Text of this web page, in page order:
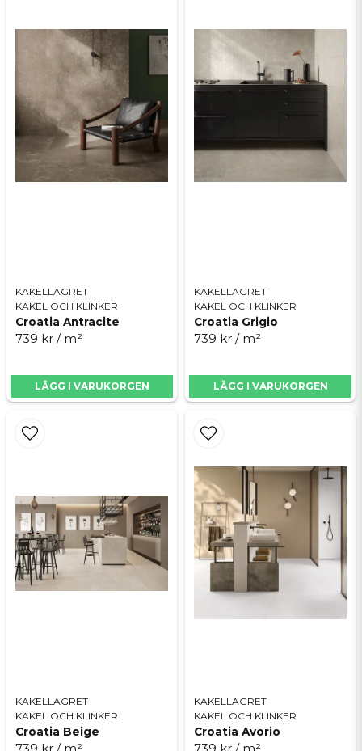
KAKELLAGRET
KAKEL OCH KLINKER
Croatia Antracite
739 kr / m²
LÄGG I VARUKORGEN
KAKELLAGRET
KAKEL OCH KLINKER
Croatia Grigio
739 kr / m²
LÄGG I VARUKORGEN
KAKELLAGRET
KAKEL OCH KLINKER
Croatia Beige
739 kr / m²
KAKELLAGRET
KAKEL OCH KLINKER
Croatia Avorio
739 kr / m²
FÄRG Coral
TYP Klinker/Granitkeramik
Matt
LEVERANSTID 1-3veckor
Skicka fråga